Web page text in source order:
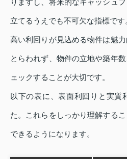
りますし、将来的なキャッシュ
立てるうえでも不可欠な指標です
高い利回りが見込める物件は魅
とらわれず、物件の立地や築年
ェックすることが大切です。
以下の表に、表面利回りと実質
た。これらをしっかり理解する
できるようになります。